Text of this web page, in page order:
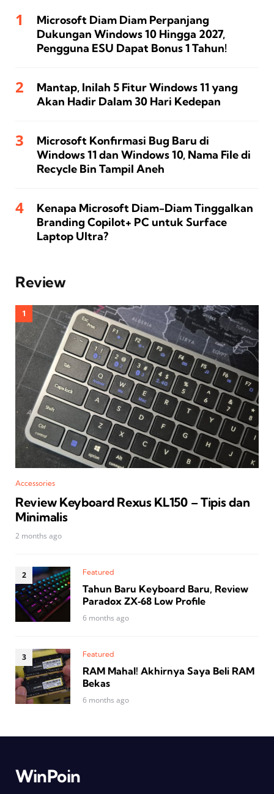
Microsoft Diam Diam Perpanjang
Dukungan Windows 10 Hingga 2027,
Pengguna ESU Dapat Bonus 1 Tahun!
Mantap, Inilah 5 Fitur Windows 11 yang
Akan Hadir Dalam 30 Hari Kedepan
Microsoft Konfirmasi Bug Baru di
Windows 11 dan Windows 10, Nama File di
Recycle Bin Tampil Aneh
Kenapa Microsoft Diam-Diam Tinggalkan
Branding Copilot+ PC untuk Surface
Laptop Ultra?
Review
Accessories
Review Keyboard Rexus KL150 – Tipis dan
Minimalis
2 months ago
Featured
Tahun Baru Keyboard Baru, Review
Paradox ZX‑68 Low Profile
6 months ago
Featured
RAM Mahal! Akhirnya Saya Beli RAM
Bekas
6 months ago
WinPoin